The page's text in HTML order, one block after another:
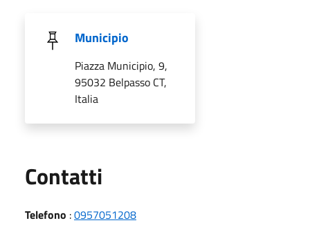
Municipio
Piazza Municipio, 9,
95032 Belpasso CT,
Italia
Contatti
Telefono :0957051208